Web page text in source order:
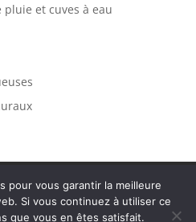
et cuves à eau
Mentions légales
Contact
pour vous garantir la meilleure
Si vous continuez à utiliser ce
que vous en êtes satisfait.